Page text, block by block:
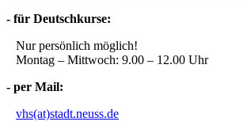
- für Deutschkurse:
Nur persönlich möglich!
Montag – Mittwoch: 9.00 – 12.00 Uhr
- per Mail:
vhs(at)stadt.neuss.de